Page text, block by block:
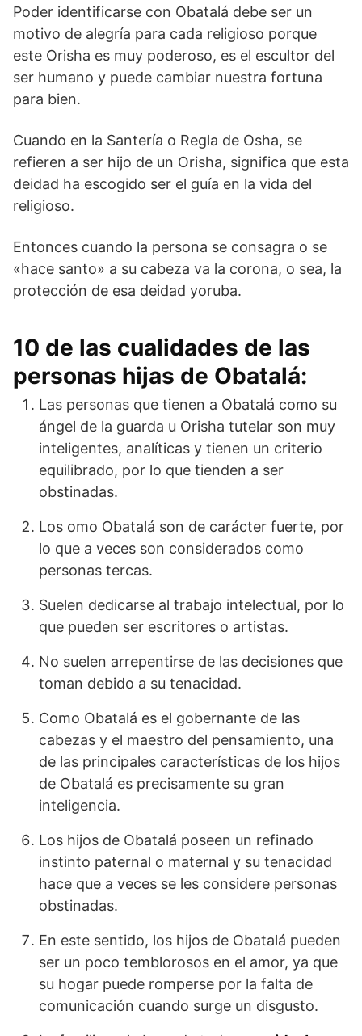
Poder identificarse con Obatalá debe ser un
motivo de alegría para cada religioso porque
este Orisha es muy poderoso, es el escultor del
ser humano y puede cambiar nuestra fortuna
para bien.
Cuando en la Santería o Regla de Osha, se
refieren a ser hijo de un Orisha, significa que esta
deidad ha escogido ser el guía en la vida del
religioso.
Entonces cuando la persona se consagra o se
«hace santo» a su cabeza va la corona, o sea, la
protección de esa deidad yoruba.
10 de las cualidades de las
personas hijas de Obatalá:
Las personas que tienen a Obatalá como su
ángel de la guarda u Orisha tutelar son muy
inteligentes, analíticas y tienen un criterio
equilibrado, por lo que tienden a ser
obstinadas.
Los omo Obatalá son de carácter fuerte, por
lo que a veces son considerados como
personas tercas.
Suelen dedicarse al trabajo intelectual, por lo
que pueden ser escritores o artistas.
No suelen arrepentirse de las decisiones que
toman debido a su tenacidad.
Como Obatalá es el gobernante de las
cabezas y el maestro del pensamiento, una
de las principales características de los hijos
de Obatalá es precisamente su gran
inteligencia.
Los hijos de Obatalá poseen un refinado
instinto paternal o maternal y su tenacidad
hace que a veces se les considere personas
obstinadas.
En este sentido, los hijos de Obatalá pueden
ser un poco temblorosos en el amor, ya que
su hogar puede romperse por la falta de
comunicación cuando surge un disgusto.